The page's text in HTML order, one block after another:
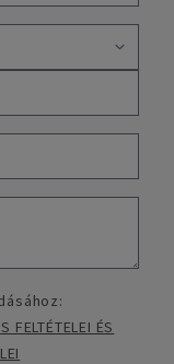
FELTÉTELEI ÉS